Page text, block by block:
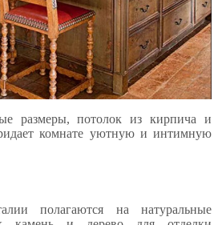
размеры, потолок из кирпича и
комнате уютную и интимную
полагаются на натуральные